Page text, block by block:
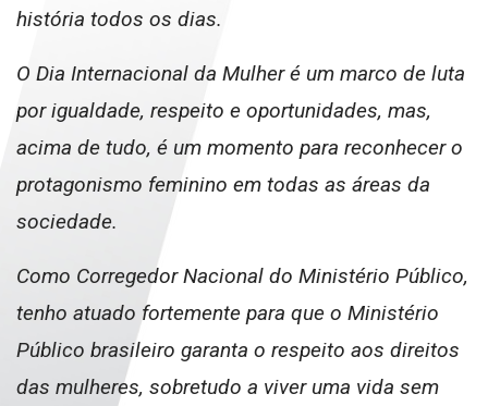
história todos os dias.
O Dia Internacional da Mulher é um marco de luta
por igualdade, respeito e oportunidades, mas,
acima de tudo, é um momento para reconhecer o
protagonismo feminino em todas as áreas da
sociedade.
Como Corregedor Nacional do Ministério Público,
tenho atuado fortemente para que o Ministério
Público brasileiro garanta o respeito aos direitos
das mulheres, sobretudo a viver uma vida sem